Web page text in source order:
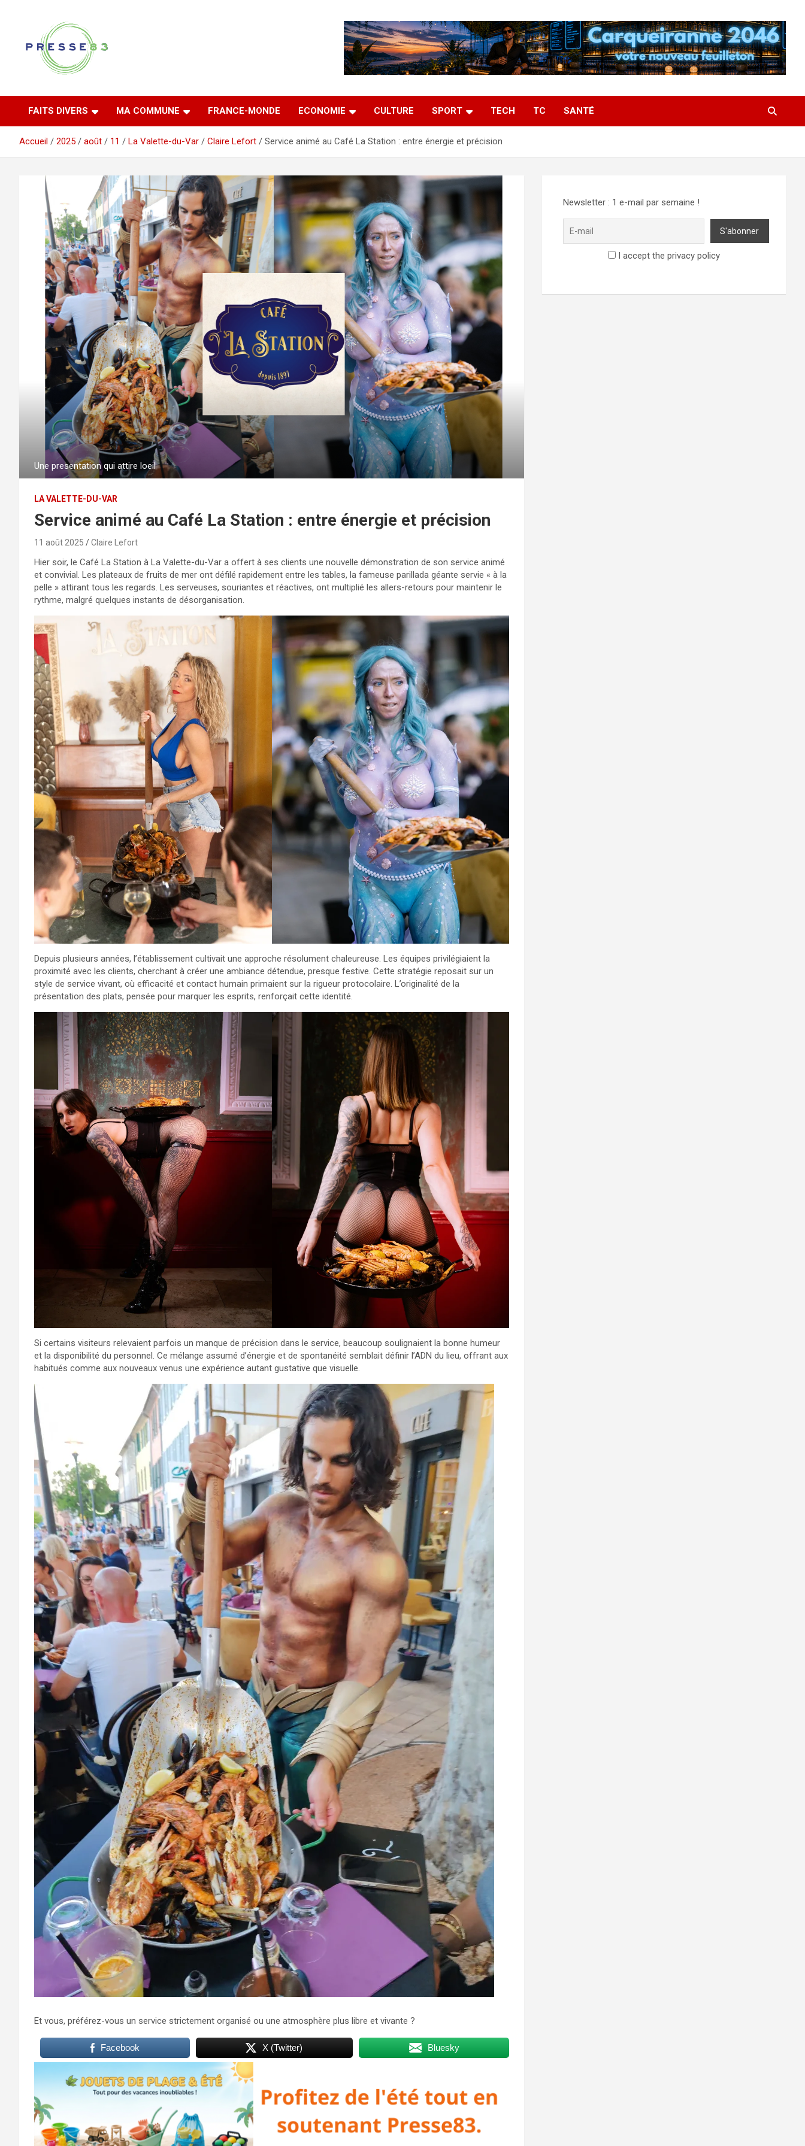
Presse 83
FAITS DIVERS MA COMMUNE FRANCE-MONDE ECONOMIE CULTURE SPORT TECH TC SANTÉ
Accueil 2025 août 11 La Valette-du-Var Claire Lefort Service animé au Café La Station : entre énergie et précision
Une presentation qui attire loeil
LA VALETTE-DU-VAR
Service animé au Café La Station : entre énergie et précision
11 août 2025 Claire Lefort
Hier soir, le Café La Station à La Valette-du-Var a offert à ses clients une nouvelle démonstration de son service animé
et convivial. Les plateaux de fruits de mer ont défilé rapidement entre les tables, la fameuse parillada géante servie « à la
pelle » attirant tous les regards. Les serveuses, souriantes et réactives, ont multiplié les allers-retours pour maintenir le
rythme, malgré quelques instants de désorganisation.
Depuis plusieurs années, l’établissement cultivait une approche résolument chaleureuse. Les équipes privilégiaient la
proximité avec les clients, cherchant à créer une ambiance détendue, presque festive. Cette stratégie reposait sur un
style de service vivant, où efficacité et contact humain primaient sur la rigueur protocolaire. L’originalité de la
présentation des plats, pensée pour marquer les esprits, renforçait cette identité.
Si certains visiteurs relevaient parfois un manque de précision dans le service, beaucoup soulignaient la bonne humeur
et la disponibilité du personnel. Ce mélange assumé d’énergie et de spontanéité semblait définir l’ADN du lieu, offrant aux
habitués comme aux nouveaux venus une expérience autant gustative que visuelle.
Et vous, préférez-vous un service strictement organisé ou une atmosphère plus libre et vivante ?
Facebook X (Twitter) Bluesky
Newsletter : 1 e-mail par semaine !
I accept the privacy policy